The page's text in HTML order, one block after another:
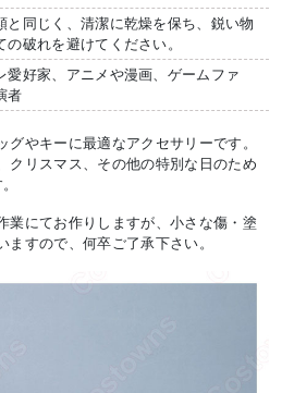
と同じく、清潔に乾燥を保ち、鋭い物
の破れを避けてください。
愛好家、アニメや漫画、ゲームファ
者
やキーに最適なアクセサリーです。
クリスマス、その他の特別な日のため
業にてお作りしますが、小さな傷・塗
すので、何卒ご了承下さい。